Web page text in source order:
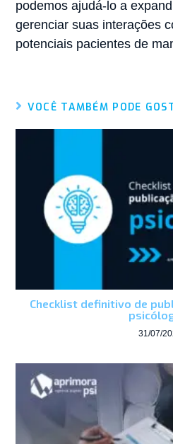
podemos ajudá-lo a
gerenciar suas interações
potenciais pacientes de
VOCÊ TAMBÉM PODE
Checklist definitivo de
31/07/